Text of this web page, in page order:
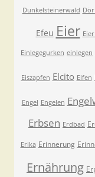
Dunkelsteinerwald
Efeu Eier
Einlegegurken einlegen
Eiszapfen Elcito Elfen
Engel Engelen
Erbsen Erdbad
Erika Erinnerung
Ernährung